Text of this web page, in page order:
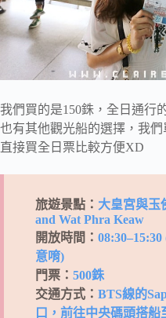
我們買的是150銖，全日通行
也有其他觀光船的選擇，我
直接買全日票比較方便XD
旅遊景點： 大皇宮與玉
and Wat Phra Keaw
開放時間：
意唷)
門票： 500銖
交通方式： BTS線的
口，前往中央碼頭搭船